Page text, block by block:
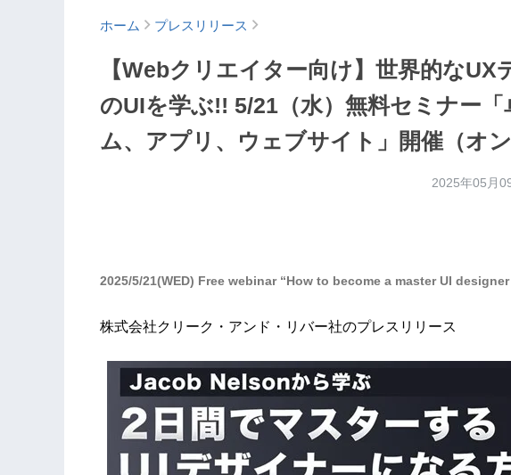
ホーム プレスリリース
【Webクリエイター向け】世界的なUX
のUIを学ぶ!! 5/21（水）無料セミナー
ム、アプリ、ウェブサイト」開催（オン
2025年05月
2025/5/21(WED) Free webinar “How to become a master UI
株式会社クリーク・アンド・リバー社のプレスリリース